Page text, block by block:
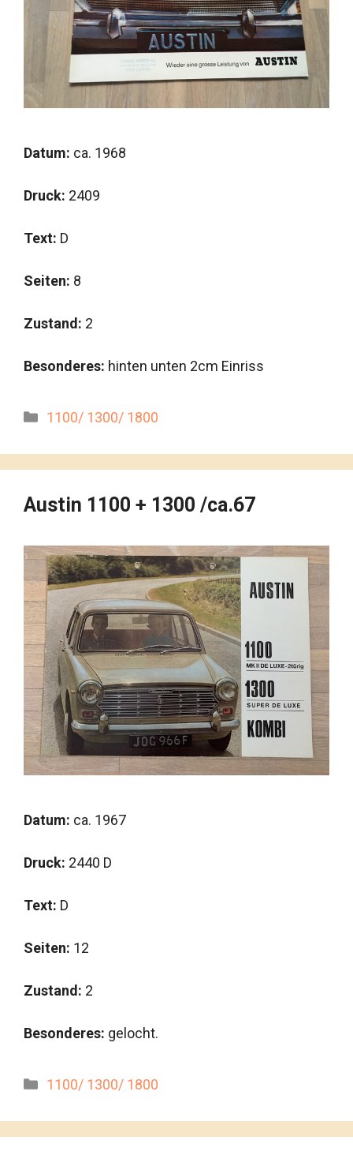
Datum: ca. 1968
Druck: 2409
Text: D
Seiten: 8
Zustand: 2
Besonderes: hinten unten 2cm Einriss
Kategorien
1100/ 1300/ 1800
Austin 1100 + 1300 /ca.67
Datum: ca. 1967
Druck: 2440 D
Text: D
Seiten: 12
Zustand: 2
Besonderes: gelocht.
Kategorien
1100/ 1300/ 1800